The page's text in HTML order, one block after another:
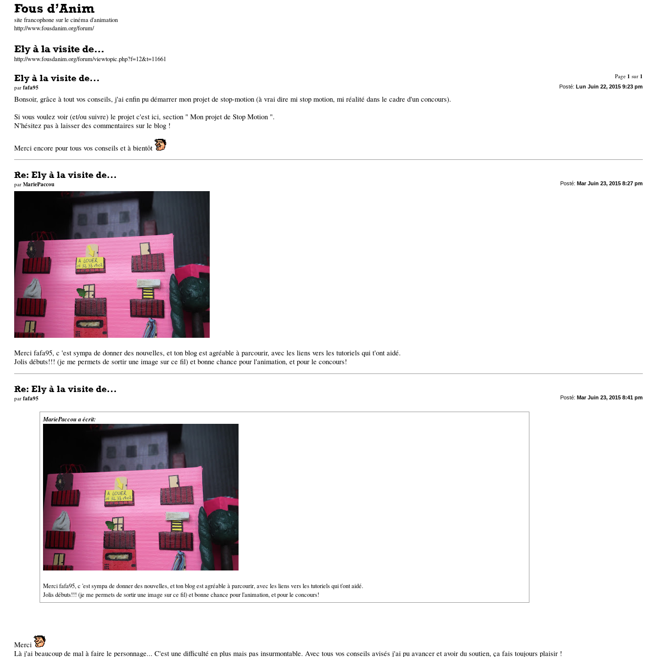
Fous d'Anim
site francophone sur le cinéma d'animation
http://www.fousdanim.org/forum/
Ely à la visite de...
http://www.fousdanim.org/forum/viewtopic.php?f=12&t=11661
Page 1 sur 1
Ely à la visite de...
Posté: Lun Juin 22, 2015 9:23 pm
parfafa95
Bonsoir, grâce à tout vos conseils, j'ai enfin pu démarrer mon projet de stop-motion (à vrai dire mi stop motion, mi réalité dans le cadre d'un concours).
Si vous voulez voir (et/ou suivre) le projet c'estici, section " Mon projet de Stop Motion ".
N'hésitez pas à laisser des commentaires sur le blog !
Merci encore pour tous vos conseils et à bientôt
Re: Ely à la visite de...
Posté: Mar Juin 23, 2015 8:27 pm
parMariePaccou
Merci fafa95, c 'est sympa de donner des nouvelles, et ton blog est agréable à parcourir, avec les liens vers les tutoriels qui t'ont aidé.
Jolis débuts!!! (je me permets de sortir une image sur ce fil) et bonne chance pour l'animation, et pour le concours!
Re: Ely à la visite de...
Posté: Mar Juin 23, 2015 8:41 pm
parfafa95
MariePaccou a écrit:
Merci fafa95, c 'est sympa de donner des nouvelles, et ton blog est agréable à parcourir, avec les liens vers les tutoriels qui t'ont aidé.
Jolis débuts!!! (je me permets de sortir une image sur ce fil) et bonne chance pour l'animation, et pour le concours!
Merci
Là j'ai beaucoup de mal à faire le personnage... C'est une difficulté en plus mais pas insurmontable. Avec tous vos conseils avisés j'ai pu avancer et avoir du soutien, ça fais toujours plaisir !